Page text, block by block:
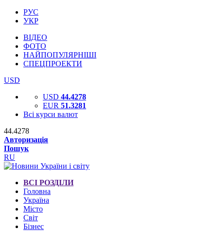
РУС
УКР
ВІДЕО
ФОТО
НАЙПОПУЛЯРНІШІ
СПЕЦПРОЕКТИ
USD
USD 44.4278
EUR 51.3281
Всі курси валют
44.4278
Авторизація
Пошук
RU
ВСІ РОЗДІЛИ
Головна
Україна
Місто
Світ
Бізнес